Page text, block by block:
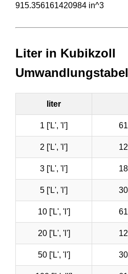
915.356161420984 in^3
Liter in Kubikzoll
liter
1 ['L', 'l']
2 ['L', 'l']
3 ['L', 'l']
5 ['L', 'l']
10 ['L', 'l']
20 ['L', 'l']
50 ['L', 'l']